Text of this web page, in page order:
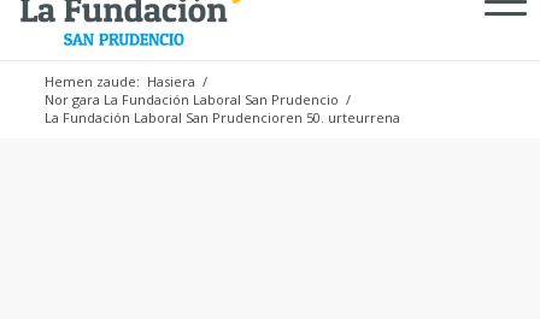
Hemen zaude: Hasiera /
Nor gara La Fundación Laboral San Prudencio /
La Fundación Laboral San Prudencioren 50. urteurrena